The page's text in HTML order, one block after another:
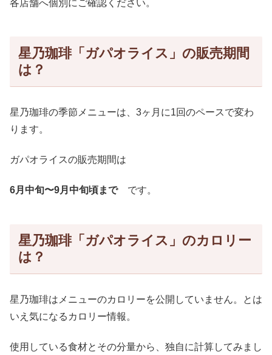
各店舗へ個別にご確認ください。
星乃珈琲「ガパオライス」の販売期間
は？
星乃珈琲の季節メニューは、3ヶ月に1回のペースで変わ
ります。
ガパオライスの販売期間は
6月中旬〜9月中旬頃までです。
星乃珈琲「ガパオライス」のカロリー
は？
星乃珈琲はメニューのカロリーを公開していません。とは
いえ気になるカロリー情報。
使用している食材とその分量から、独自に計算してみまし